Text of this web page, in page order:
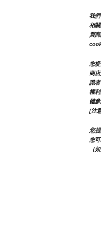
我
相
買
您
商
識者
權
體參
[注
您
您
（